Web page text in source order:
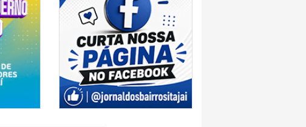
2026 | 07:00
metragem navegantino estreia no Cineteatro
com debate sobre direitos da mulher